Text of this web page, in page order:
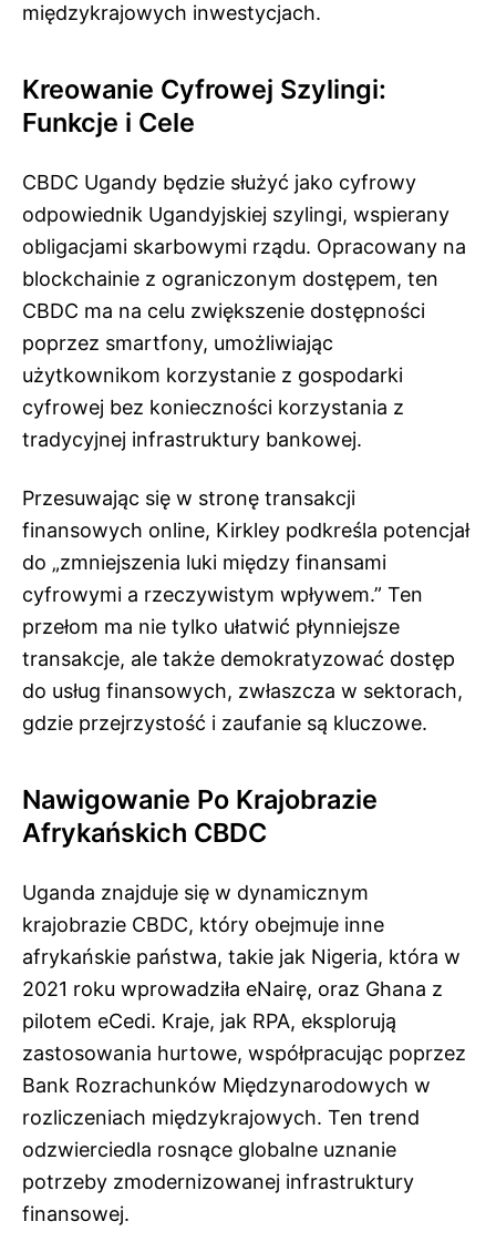
międzykrajowych inwestycjach.
Kreowanie Cyfrowej Szylingi:
Funkcje i Cele
CBDC Ugandy będzie służyć jako cyfrowy
odpowiednik Ugandyjskiej szylingi, wspierany
obligacjami skarbowymi rządu. Opracowany na
blockchainie z ograniczonym dostępem, ten
CBDC ma na celu zwiększenie dostępności
poprzez smartfony, umożliwiając
użytkownikom korzystanie z gospodarki
cyfrowej bez konieczności korzystania z
tradycyjnej infrastruktury bankowej.
Przesuwając się w stronę transakcji
finansowych online, Kirkley podkreśla potencjał
do „zmniejszenia luki między finansami
cyfrowymi a rzeczywistym wpływem.” Ten
przełom ma nie tylko ułatwić płynniejsze
transakcje, ale także demokratyzować dostęp
do usług finansowych, zwłaszcza w sektorach,
gdzie przejrzystość i zaufanie są kluczowe.
Nawigowanie Po Krajobrazie
Afrykańskich CBDC
Uganda znajduje się w dynamicznym
krajobrazie CBDC, który obejmuje inne
afrykańskie państwa, takie jak Nigeria, która w
2021 roku wprowadziła eNairę, oraz Ghana z
pilotem eCedi. Kraje, jak RPA, eksplorują
zastosowania hurtowe, współpracując poprzez
Bank Rozrachunków Międzynarodowych w
rozliczeniach międzykrajowych. Ten trend
odzwierciedla rosnące globalne uznanie
potrzeby zmodernizowanej infrastruktury
finansowej.